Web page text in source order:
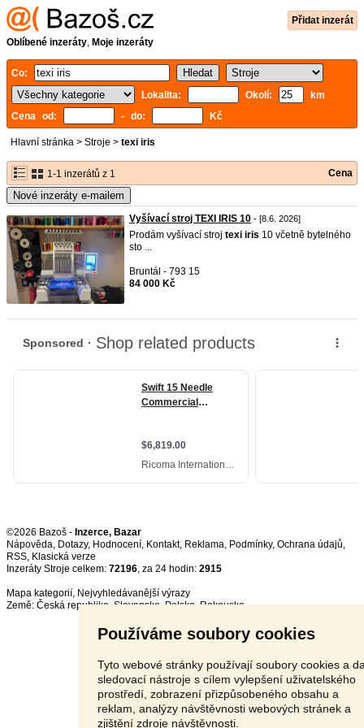
Používáme soubory cookies
Tyto webové stránky používají soubory cookies a
sledovací nástroje s cílem vylepšení uživatelského
prostředí, zobrazení přizpůsobeného obsahu a
reklam, analýzy návštěvnosti webových stránek a
zjištění zdroje návštěvnosti.
Přidat inzerát
Oblíbené inzeráty, Moje inzeráty
Co:
Lokalita:
Okolí:
km
Cena od:
- do: Kč
Hlavní stránka > Stroje > texi iris
1-1 inzerátů z 1 Cena
Nové inzeráty e-mailem
Vyšívací stroj TEXI IRIS 10 - [8.6. 2026]
Prodám vyšívací stroj texi iris 10 včetně bytelného
sto ...
Bruntál - 793 15
84 000 Kč
©2026 Bazoš - Inzerce, Bazar
Nápověda, Dotazy, Hodnocení, Kontakt, Reklama, Podmínky, Ochrana údajů,
RSS,
Inzeráty Stroje celkem: 72196, za 24 hodin: 2915
Mapa kategorií, Nejvyhledávanější výrazy
Země: Česká republika,Slovensko,Polsko,Rakousko